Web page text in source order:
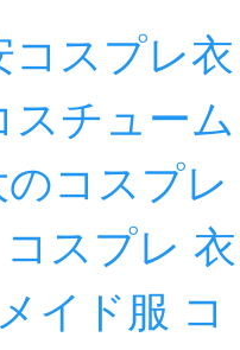
コスプレ衣
スチューム
コスプレ
スプレ 衣
イド服 コ